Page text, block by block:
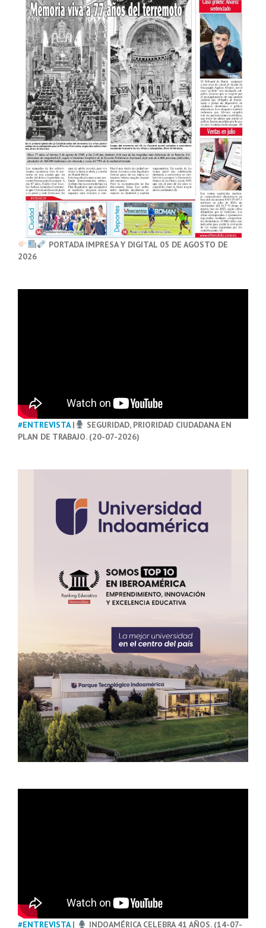
PORTADA IMPRESA Y DIGITAL 05 DE AGOSTO DE
2026
#ENTREVISTA|
SEGURIDAD, PRIORIDAD CIUDADANA EN
PLAN DE TRABAJO. (20-07-2026)
#ENTREVISTA|
INDOAMÉRICA CELEBRA 41 AÑOS. (14-07-